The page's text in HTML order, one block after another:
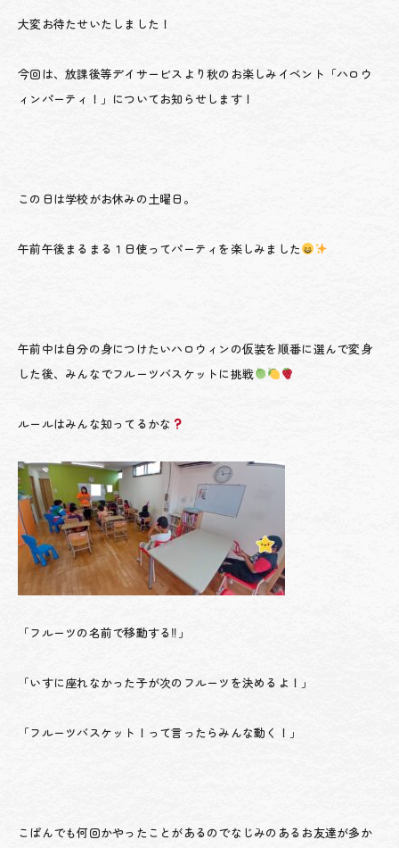
大変お待たせいたしました！
今回は、放課後等デイサービスより秋のお楽しみイベント「ハロウ
ィンパーティ！」についてお知らせします！
この日は学校がお休みの土曜日。
午前午後まるまる１日使ってパーティを楽しみました
午前中は自分の身につけたいハロウィンの仮装を順番に選んで変身
した後、みんなでフルーツバスケットに挑戦
ルールはみんな知ってるかな
「フルーツの名前で移動する‼」
「いすに座れなかった子が次のフルーツを決めるよ！」
「フルーツバスケット！って言ったらみんな動く！」
こぱんでも何回かやったことがあるのでなじみのあるお友達が多か